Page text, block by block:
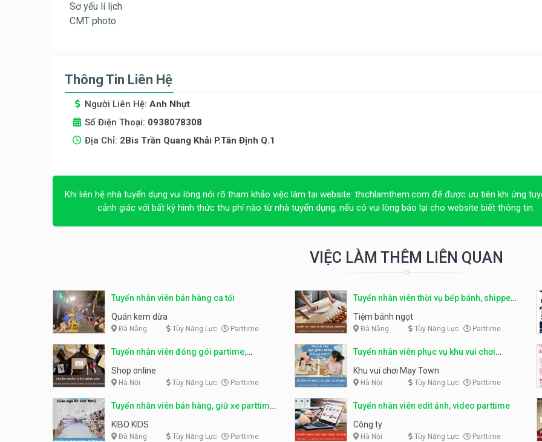
Sơ yếu lí lịch
CMT photo
Thông Tin Liên Hệ
Người Liên Hệ: Anh Nhựt
Số Điện Thoại: 0938078308
Địa Chỉ: 2Bis Trần Quang Khải P.Tân Định Q.1
Khi liên hệ nhà tuyển dụng vui lòng nói rõ tham khảo việc làm tại website: thichlamthem.com để được ưu tiên khi ứng
cảnh giác với bất kỳ hình thức thu phí nào từ nhà tuyển dụng, nếu có vui lòng báo lại cho website biết thông tin.
VIỆC LÀM THÊM LIÊN QUAN
Tuyển nhân viên bán hàng ca tối
Quán kem dừa
Đà Nẵng Tùy Năng Lực Parttime
Tuyển nhân viên thời vụ bếp bánh, shipper
parttime
Tiệm bánh ngọt
Đà Nẵng Tùy Năng Lực Parttime
Tuyển nhân viên đóng gói partime,
fulltime
Shop online
Hà Nội Tùy Năng Lực Parttime
Tuyển nhân viên phục vụ khu vui chơi
parttime linh động
Khu vui chơi May Town
Hà Nội Tùy Năng Lực Parttime
Tuyển nhân viên bán hàng, giữ xe parttime
– Kibo Kid
KIBO KIDS
Đà Nẵng Tùy Năng Lực Parttime
Tuyển nhân viên edit ảnh, video parttime
Công ty
Hà Nội Tùy Năng Lực Parttime